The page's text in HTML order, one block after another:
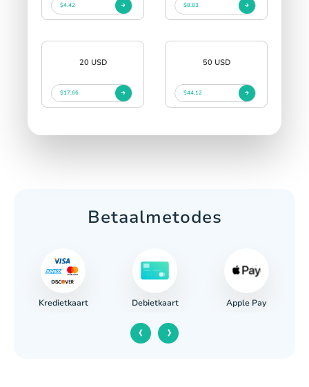
$4.42 $8.83
20 USD
$17.66
50 USD
$44.12
Betaalmetodes
Kredietkaart Debietkaart Apple Pay
‹ ›